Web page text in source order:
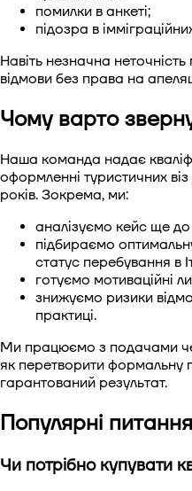
помилки в анкеті;
підозра в
Навіть незначна
відмови без права на
Чому варто
Наша команда надає
оформленні туристичних
років. Зокрема, ми:
аналізуємо кейс ще до
підбираємо
статус перебування в
готуємо мотиваційні
знижуємо ризики
практиці.
Ми працюємо з подачами
як перетворити формальну
гарантований результат.
Популярні питання
Чи потрібно купувати